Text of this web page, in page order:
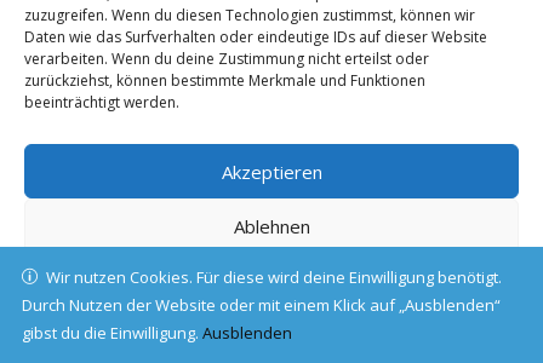
zuzugreifen. Wenn du diesen Technologien zustimmst, können wir
Daten wie das Surfverhalten oder eindeutige IDs auf dieser Website
verarbeiten. Wenn du deine Zustimmung nicht erteilst oder
zurückziehst, können bestimmte Merkmale und Funktionen
beeinträchtigt werden.
Akzeptieren
Ablehnen
Einstellungen ansehen
Cookie-RichtlinieDatenschutz
vorbei!
Wir nutzen Cookies. Für diese wird deine Einwilligung benötigt.
Durch Nutzen der Website oder mit einem Klick auf „Ausblenden“
gibst du die Einwilligung.Ausblenden